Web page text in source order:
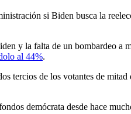
si Biden busca la
y la falta de un bombardeo a
al 44%.
tercios de los votantes de
demócrata desde hace